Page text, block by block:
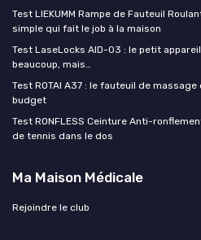
Test LIEKUMM Rampe de Fauteuil
simple qui fait le job à la maison
Test LaseLocks AID-03 : le petit
beaucoup, mais…
Test ROTAI A37 : le fauteuil de
budget
Test RONFLESS Ceinture Anti-
de tennis dans le dos
Ma Maison Médicale
Rejoindre le club